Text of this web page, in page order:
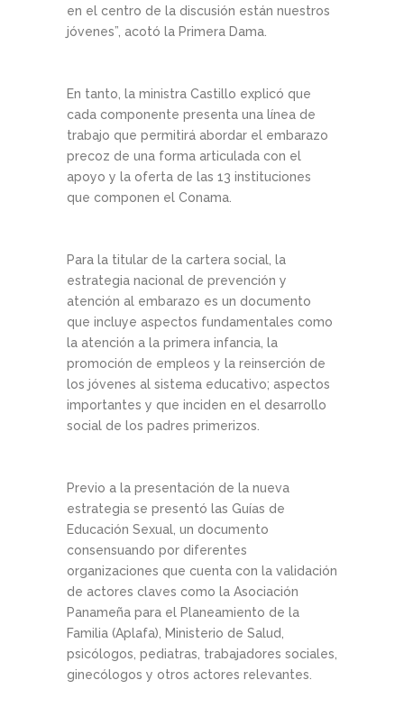
en el centro de la discusión están nuestros
jóvenes”, acotó la Primera Dama.
En tanto, la ministra Castillo explicó que
cada componente presenta una línea de
trabajo que permitirá abordar el embarazo
precoz de una forma articulada con el
apoyo y la oferta de las 13 instituciones
que componen el Conama.
Para la titular de la cartera social, la
estrategia nacional de prevención y
atención al embarazo es un documento
que incluye aspectos fundamentales como
la atención a la primera infancia, la
promoción de empleos y la reinserción de
los jóvenes al sistema educativo; aspectos
importantes y que inciden en el desarrollo
social de los padres primerizos.
Previo a la presentación de la nueva
estrategia se presentó las Guías de
Educación Sexual, un documento
consensuando por diferentes
organizaciones que cuenta con la validación
de actores claves como la Asociación
Panameña para el Planeamiento de la
Familia (Aplafa), Ministerio de Salud,
psicólogos, pediatras, trabajadores sociales,
ginecólogos y otros actores relevantes.